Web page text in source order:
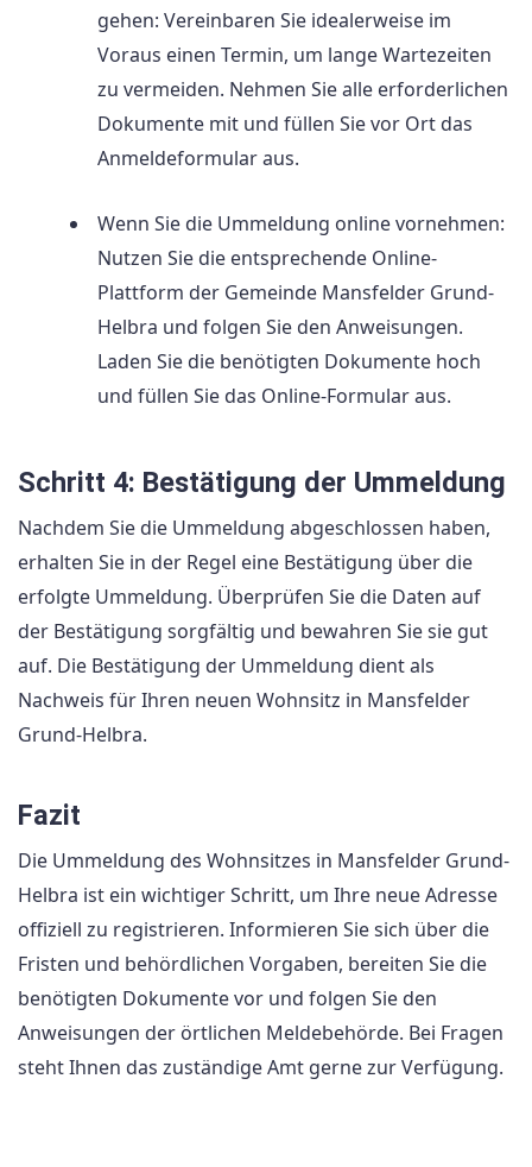
gehen: Vereinbaren Sie idealerweise im
Voraus einen Termin, um lange Wartezeiten
zu vermeiden. Nehmen Sie alle erforderlichen
Dokumente mit und füllen Sie vor Ort das
Anmeldeformular aus.
Wenn Sie die Ummeldung online vornehmen:
Nutzen Sie die entsprechende Online-
Plattform der Gemeinde Mansfelder Grund-
Helbra und folgen Sie den Anweisungen.
Laden Sie die benötigten Dokumente hoch
und füllen Sie das Online-Formular aus.
Schritt 4: Bestätigung der Ummeldung
Nachdem Sie die Ummeldung abgeschlossen haben,
erhalten Sie in der Regel eine Bestätigung über die
erfolgte Ummeldung. Überprüfen Sie die Daten auf
der Bestätigung sorgfältig und bewahren Sie sie gut
auf. Die Bestätigung der Ummeldung dient als
Nachweis für Ihren neuen Wohnsitz in Mansfelder
Grund-Helbra.
Fazit
Die Ummeldung des Wohnsitzes in Mansfelder Grund-
Helbra ist ein wichtiger Schritt, um Ihre neue Adresse
offiziell zu registrieren. Informieren Sie sich über die
Fristen und behördlichen Vorgaben, bereiten Sie die
benötigten Dokumente vor und folgen Sie den
Anweisungen der örtlichen Meldebehörde. Bei Fragen
steht Ihnen das zuständige Amt gerne zur Verfügung.